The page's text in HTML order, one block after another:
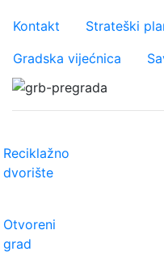
Važniji linkovi
Kontakt Strateški
Gradska vijećnica
Reciklažno
dvorište
Otvoreni
grad